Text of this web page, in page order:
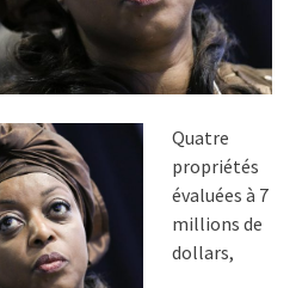
Quatre
propriétés
évaluées à 7
millions de
dollars,